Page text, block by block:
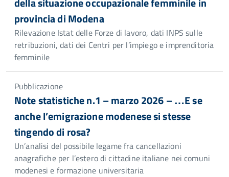
provincia di Modena
Rilevazione Istat delle Forze di lavoro, dati INPS sulle
retribuzioni, dati dei Centri per l’impiego e imprenditoria
femminile
Pubblicazione
Note statistiche n.1 – marzo 2026 – …E se
anche l’emigrazione modenese si stesse
tingendo di rosa?
Un’analisi del possibile legame fra cancellazioni
anagrafiche per l’estero di cittadine italiane nei comuni
modenesi e formazione universitaria